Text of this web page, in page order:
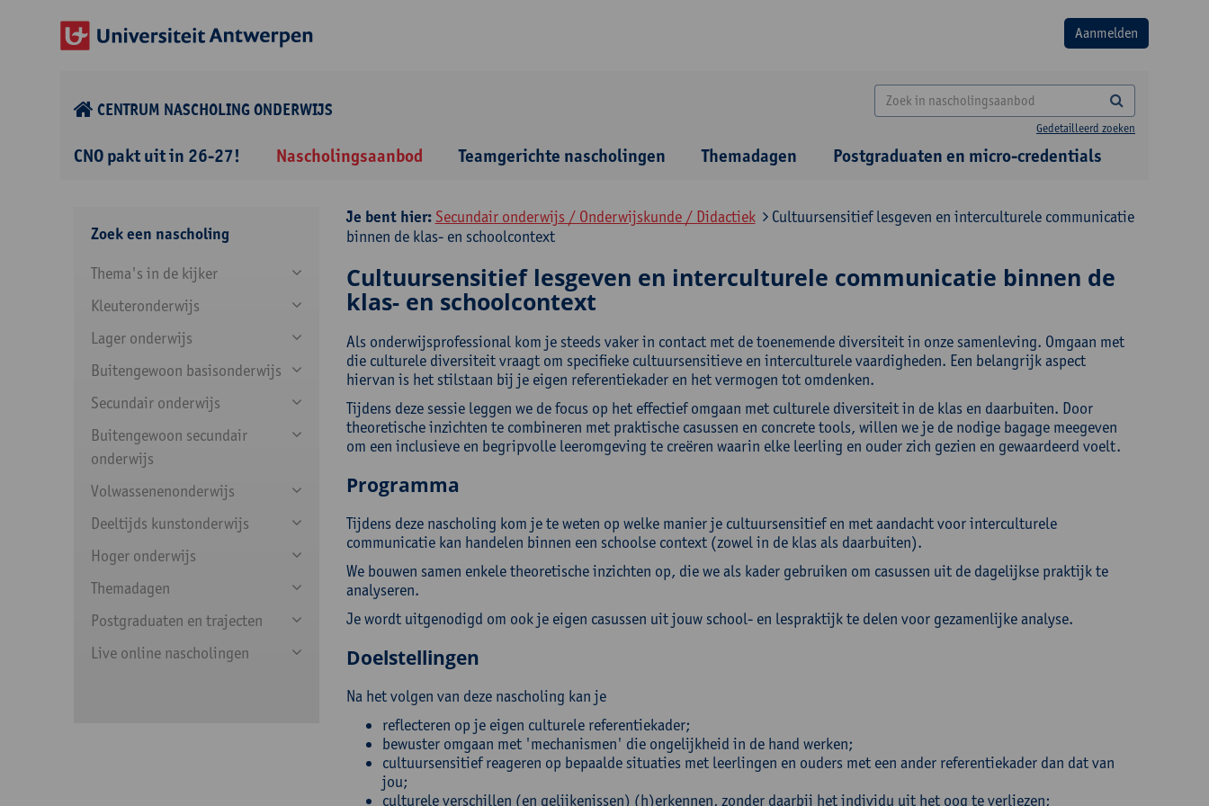
CENTRUM NASCHOLING ONDERWIJS
Gedetailleerd zoeken
CNO pakt uit in 26-27! Nascholingsaanbod Teamgerichte nascholingen Themadagen Postgraduaten en micro-credentials
Zoek een nascholing
Thema's in de kijker
Kleuteronderwijs
Lager onderwijs
Buitengewoon basisonderwijs
Secundair onderwijs
Buitengewoon secundair
onderwijs
Volwassenenonderwijs
Deeltijds kunstonderwijs
Hoger onderwijs
Themadagen
Postgraduaten en trajecten
Live online nascholingen
Je bent hier: Secundair onderwijs / Onderwijskunde / Didactiek
Cultuursensitief lesgeven en interculturele communicatie
binnen de klas- en schoolcontext
Cultuursensitief lesgeven en interculturele communicatie binnen de
klas- en schoolcontext
Als onderwijsprofessional kom je steeds vaker in contact met de toenemende diversiteit in onze samenleving. Omgaan met
die culturele diversiteit vraagt om specifieke cultuursensitieve en interculturele vaardigheden. Een belangrijk aspect
hiervan is het stilstaan bij je eigen referentiekader en het vermogen tot omdenken.
Tijdens deze sessie leggen we de focus op het effectief omgaan met culturele diversiteit in de klas en daarbuiten. Door
theoretische inzichten te combineren met praktische casussen en concrete tools, willen we je de nodige bagage meegeven
om een inclusieve en begripvolle leeromgeving te creëren waarin elke leerling en ouder zich gezien en gewaardeerd voelt.
Programma
Tijdens deze nascholing kom je te weten op welke manier je cultuursensitief en met aandacht voor interculturele
communicatie kan handelen binnen een schoolse context (zowel in de klas als daarbuiten).
We bouwen samen enkele theoretische inzichten op, die we als kader gebruiken om casussen uit de dagelijkse praktijk te
analyseren.
Je wordt uitgenodigd om ook je eigen casussen uit jouw school- en lespraktijk te delen voor gezamenlijke analyse.
Doelstellingen
Na het volgen van deze nascholing kan je
reflecteren op je eigen culturele referentiekader;
bewuster omgaan met 'mechanismen' die ongelijkheid in de hand werken;
cultuursensitief reageren op bepaalde situaties met leerlingen en ouders met een ander referentiekader dan dat van
jou;
culturele verschillen (en gelijkenissen) (h)erkennen, zonder daarbij het individu uit het oog te verliezen;